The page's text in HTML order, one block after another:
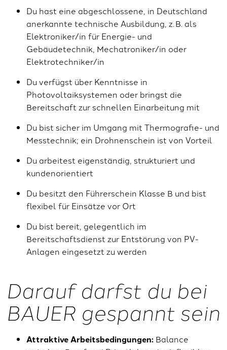
Du hast eine abgeschlossene, in Deutschland
anerkannte technische Ausbildung, z. B. als
Elektroniker/in für Energie- und
Gebäudetechnik, Mechatroniker/in oder
Elektrotechniker/in
Du verfügst über Kenntnisse in
Photovoltaiksystemen oder bringst die
Bereitschaft zur schnellen Einarbeitung mit
Du bist sicher im Umgang mit Thermografie- und
Messtechnik; ein Drohnenschein ist von Vorteil
Du arbeitest eigenständig, strukturiert und
kundenorientiert
Du besitzt den Führerschein Klasse B und bist
flexibel für Einsätze vor Ort
Du bist bereit, gelegentlich im
Bereitschaftsdienst zur Entstörung von PV-
Anlagen eingesetzt zu werden
Darauf darfst du bei
BAUER gespannt sein
Attraktive Arbeitsbedingungen: Balance